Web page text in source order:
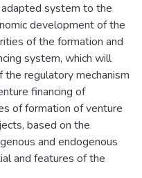
system to the
development of the
of the formation and
system, which will
regulatory mechanism
financing of
of formation of venture
based on the
and endogenous
and features of the